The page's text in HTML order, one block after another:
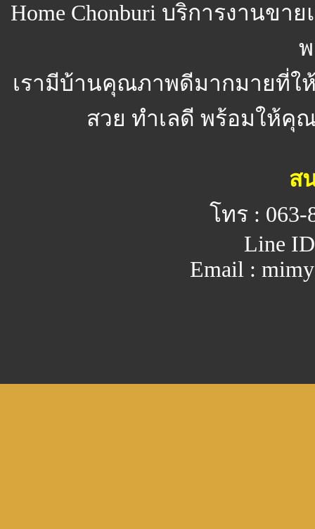
Home Chonburi บริการงานขา
เรามีบ้านคุณภาพดีมากมายที่ใ
สวย ทำเลดี พร้อมให้คุ
ส
โทร :
Line
Email :